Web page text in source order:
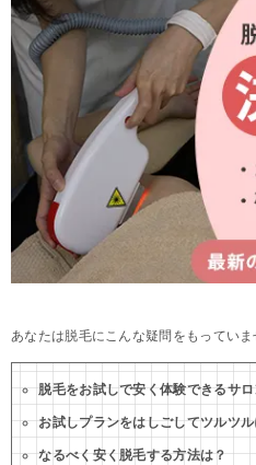
あなたは脱毛にこんな疑問をもっていま
脱毛をお試しで安く体験できるサ
お試しプランをはしごしてツルツ
なるべく安く脱毛する方法は？